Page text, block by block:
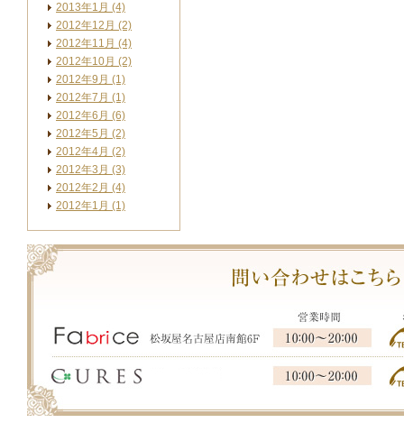
2013年1月 (4)
2012年12月 (2)
2012年11月 (4)
2012年10月 (2)
2012年9月 (1)
2012年7月 (1)
2012年6月 (6)
2012年5月 (2)
2012年4月 (2)
2012年3月 (3)
2012年2月 (4)
2012年1月 (1)